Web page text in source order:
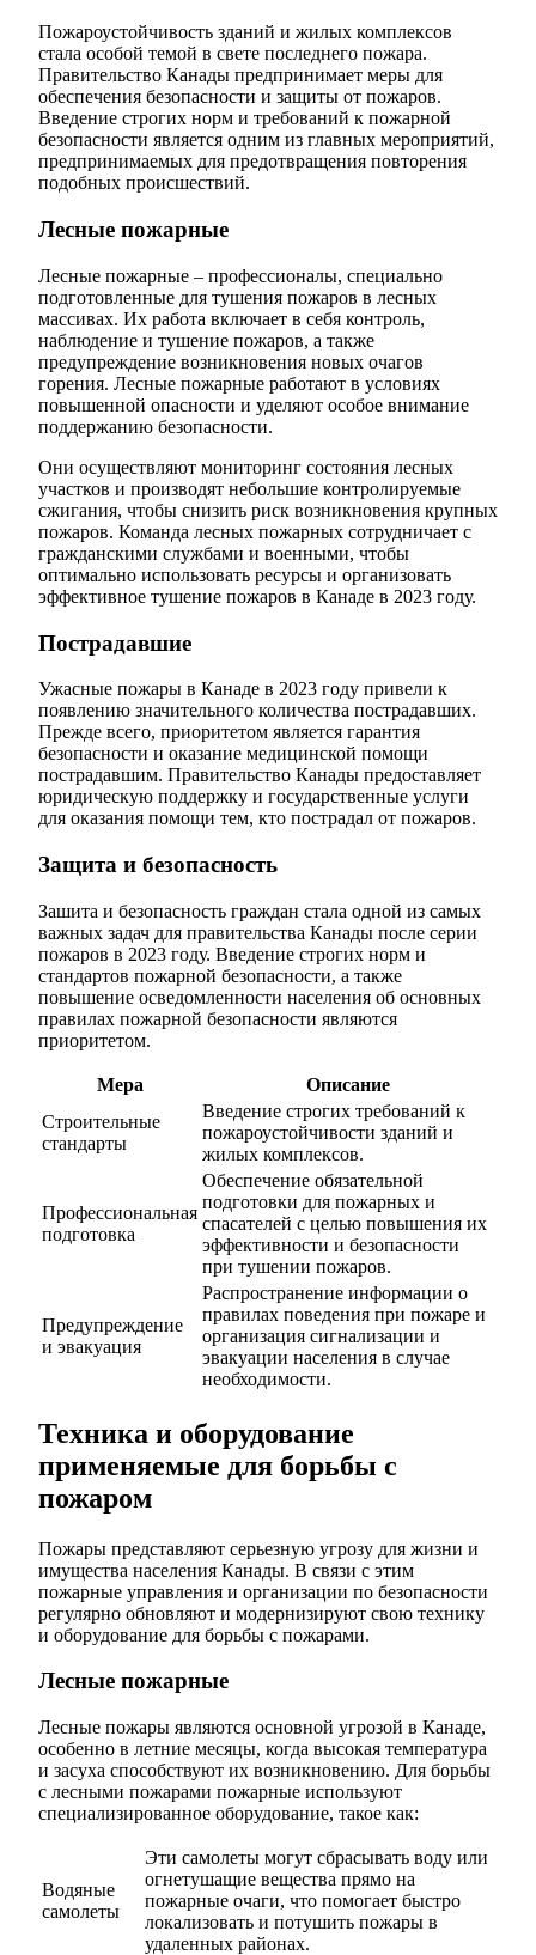
Пожароустойчивость зданий и жилых комплексов
стала особой темой в свете последнего пожара.
Правительство Канады предпринимает меры для
обеспечения безопасности и защиты от пожаров.
Введение строгих норм и требований к пожарной
безопасности является одним из главных мероприятий,
предпринимаемых для предотвращения повторения
подобных происшествий.
Лесные пожарные
Лесные пожарные – профессионалы, специально
подготовленные для тушения пожаров в лесных
массивах. Их работа включает в себя контроль,
наблюдение и тушение пожаров, а также
предупреждение возникновения новых очагов
горения. Лесные пожарные работают в условиях
повышенной опасности и уделяют особое внимание
поддержанию безопасности.
Они осуществляют мониторинг состояния лесных
участков и производят небольшие контролируемые
сжигания, чтобы снизить риск возникновения крупных
пожаров. Команда лесных пожарных сотрудничает с
гражданскими службами и военными, чтобы
оптимально использовать ресурсы и организовать
эффективное тушение пожаров в Канаде в 2023 году.
Пострадавшие
Ужасные пожары в Канаде в 2023 году привели к
появлению значительного количества пострадавших.
Прежде всего, приоритетом является гарантия
безопасности и оказание медицинской помощи
пострадавшим. Правительство Канады предоставляет
юридическую поддержку и государственные услуги
для оказания помощи тем, кто пострадал от пожаров.
Защита и безопасность
Зашита и безопасность граждан стала одной из самых
важных задач для правительства Канады после серии
пожаров в 2023 году. Введение строгих норм и
стандартов пожарной безопасности, а также
повышение осведомленности населения об основных
правилах пожарной безопасности являются
приоритетом.
Мера
Описание
Строительные
стандарты
Введение строгих требований к
пожароустойчивости зданий и
жилых комплексов.
Профессиональная
подготовка
Обеспечение обязательной
подготовки для пожарных и
спасателей с целью повышения их
эффективности и безопасности
при тушении пожаров.
Предупреждение
и эвакуация
Распространение информации о
правилах поведения при пожаре и
организация сигнализации и
эвакуации населения в случае
необходимости.
Техника и оборудование
применяемые для борьбы с
пожаром
Пожары представляют серьезную угрозу для жизни и
имущества населения Канады. В связи с этим
пожарные управления и организации по безопасности
регулярно обновляют и модернизируют свою технику
и оборудование для борьбы с пожарами.
Лесные пожарные
Лесные пожары являются основной угрозой в Канаде,
особенно в летние месяцы, когда высокая температура
и засуха способствуют их возникновению. Для борьбы
с лесными пожарами пожарные используют
специализированное оборудование, такое как:
Водяные
самолеты
Эти самолеты могут сбрасывать воду или
огнетушащие вещества прямо на
пожарные очаги, что помогает быстро
локализовать и потушить пожары в
удаленных районах.